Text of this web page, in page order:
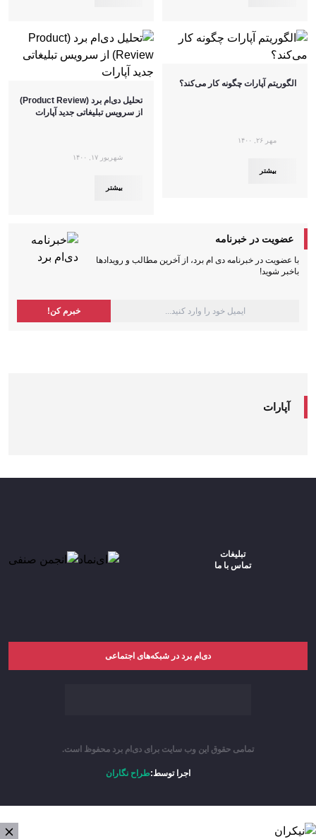
الگوریتم آپارات چگونه کار می‌کند؟
مهر ۲۶, ۱۴۰۰
بیشتر
تحلیل دی‌ام برد (Product Review)
از سرویس تبلیغاتی جدید آپارات
شهریور ۱۷, ۱۴۰۰
بیشتر
عضویت در خبرنامه
با عضویت در خبرنامه دی ام برد، از آخرین مطالب و رویدادها
باخبر شوید!
آپارات
تبلیغات
تماس با ما
دی‌ام برد در شبکه‌های اجتماعی
تمامی حقوق این وب سایت برای دی‌ام برد محفوظ است.
اجرا توسط:طراح نگاران